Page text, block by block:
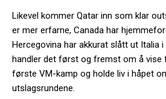
Likevel kommer Qatar inn som klar
er mer erfarne, Canada har
Hercegovina har akkurat slått ut Italia
handler det først og fremst om å vise
første VM-kamp og holde liv i håpet
utslagsrundene.